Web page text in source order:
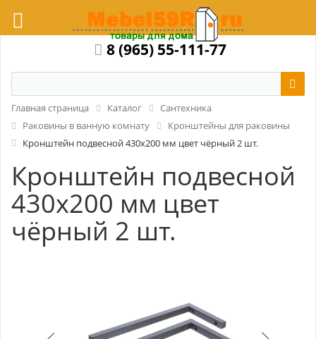
8 (965) 55-111-77
Главная страница Каталог
Сантехника
Раковины в ванную комнату
Кронштейны для раковины
Кронштейн подвесной 430x200 мм цвет чёрный 2 шт.
Кронштейн подвесной
430x200 мм цвет
чёрный 2 шт.